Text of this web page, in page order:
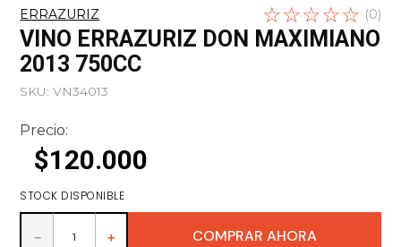
3.
pack
4.
gin
5
jack daniels
7.
whisky
8.
ron
9.
packs
miniaturas
ERRAZURIZ ☆☆☆☆☆ (0)
Escribe un
comentario
VINO ERRAZURIZ DON MAXIMIANO
2013 750CC
SKU:VN34013
Precio:
$120.000
STOCK DISPONIBLE
＋
－ COMPRAR AHORA